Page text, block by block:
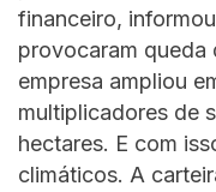
financeiro,
provocaram queda
empresa ampliou
multiplicadores de
hectares. E com
climáticos. A